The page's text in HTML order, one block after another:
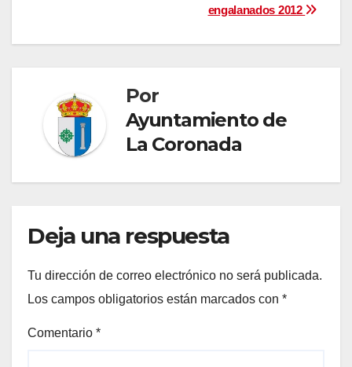
engalanados 2012
Por
Ayuntamiento de
La Coronada
Deja una respuesta
Tu dirección de correo electrónico no será publicada.
Los campos obligatorios están marcados con *
Comentario *